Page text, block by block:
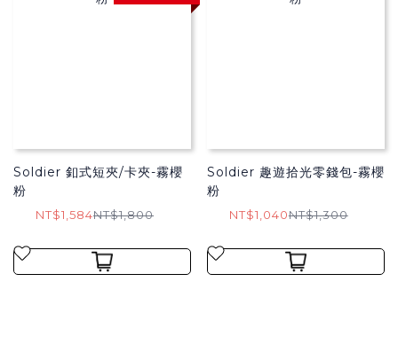
Soldier 釦式短夾/卡夾-霧櫻
粉
NT$1,584NT$1,800
Soldier 趣遊拾光零錢包-霧櫻
粉
NT$1,040NT$1,300